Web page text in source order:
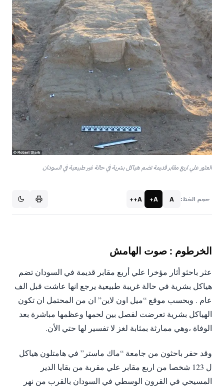
العثور علي اربع مقابر قديمة تضم هياكل بشرية في حالة غير طبيعية في السودان
حجم الخط: A
A+
A++
الخرطوم : صوت الهامش
هياكل بشرية في حالة غريبة طبيعية يرجع انها عاشت قبل الف
عام . وبحسب موقع “ميل اون لاين” ان من المحتمل ان تكون
الهياكل بشرية تعرضت لفصل بين لحمها وعظمها مباشرة بعد
الوفاة ،وهي ممارثة بمثابة لغز لا تفسير لها حتي الأن.‬
ل 123 شخصا من اربع مقابر علي مقربة من بقايا الدير
المسيحي في القرون الوسطي في السودان بالقرب من نهر